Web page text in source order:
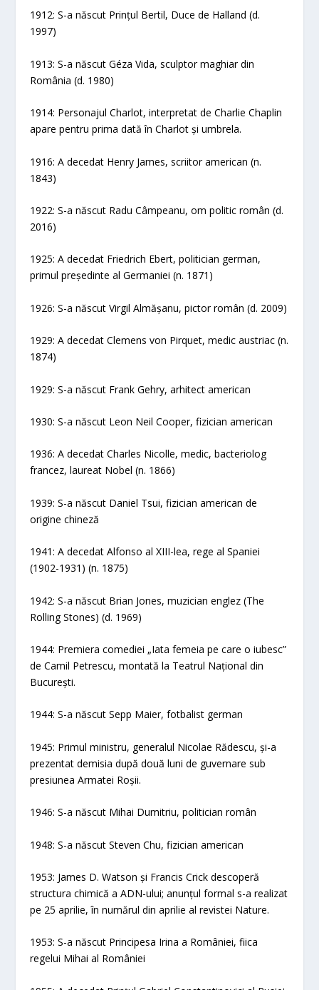
1912: S-a născut Prințul Bertil, Duce de Halland (d.
1997)
1913: S-a născut Géza Vida, sculptor maghiar din
România (d. 1980)
1914: Personajul Charlot, interpretat de Charlie Chaplin
apare pentru prima dată în Charlot și umbrela.
1916: A decedat Henry James, scriitor american (n.
1843)
1922: S-a născut Radu Câmpeanu, om politic român (d.
2016)
1925: A decedat Friedrich Ebert, politician german,
primul președinte al Germaniei (n. 1871)
1926: S-a născut Virgil Almășanu, pictor român (d. 2009)
1929: A decedat Clemens von Pirquet, medic austriac (n.
1874)
1929: S-a născut Frank Gehry, arhitect american
1930: S-a născut Leon Neil Cooper, fizician american
1936: A decedat Charles Nicolle, medic, bacteriolog
francez, laureat Nobel (n. 1866)
1939: S-a născut Daniel Tsui, fizician american de
origine chineză
1941: A decedat Alfonso al XIII-lea, rege al Spaniei
(1902-1931) (n. 1875)
1942: S-a născut Brian Jones, muzician englez (The
Rolling Stones) (d. 1969)
1944: Premiera comediei „Iata femeia pe care o iubesc”
de Camil Petrescu, montată la Teatrul Național din
București.
1944: S-a născut Sepp Maier, fotbalist german
1945: Primul ministru, generalul Nicolae Rădescu, și-a
prezentat demisia după două luni de guvernare sub
presiunea Armatei Roșii.
1946: S-a născut Mihai Dumitriu, politician român
1948: S-a născut Steven Chu, fizician american
1953: James D. Watson și Francis Crick descoperă
structura chimică a ADN-ului; anunțul formal s-a realizat
pe 25 aprilie, în numărul din aprilie al revistei Nature.
1953: S-a născut Principesa Irina a României, fiica
regelui Mihai al României